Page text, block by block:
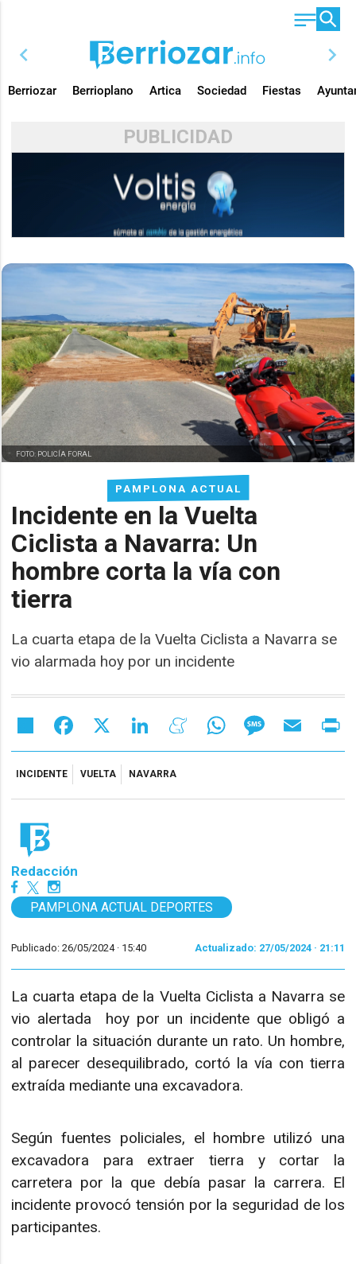
chevron_left chevron_right
Berriozar Berrioplano Artica Sociedad Fiestas
PUBLICIDAD
PAMPLONA ACTUAL
Incidente en la Vuelta
Ciclista a Navarra: Un
hombre corta la vía con
tierra
La cuarta etapa de la Vuelta Ciclista a Navarra se
vio alarmada hoy por un incidente
FOTO: POLICÍA FORAL
Share Facebook LinkedIn MeneameWhatsAppMessageEmail
INCIDENTE VUELTA NAVARRA
Redacción
PAMPLONA ACTUAL DEPORTES
Publicado: 26/05/2024 · 15:40 Actualizado: 27/05/2024 · 21:11
La cuarta etapa de la Vuelta Ciclista a Navarra se
vio alertada hoy por un incidente que obligó a
controlar la situación durante un rato. Un hombre,
al parecer desequilibrado, cortó la vía con tierra
extraída mediante una excavadora.
Según fuentes policiales, el hombre utilizó una
excavadora para extraer tierra y cortar la
carretera por la que debía pasar la carrera. El
incidente provocó tensión por la seguridad de los
participantes.